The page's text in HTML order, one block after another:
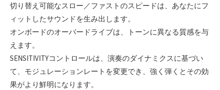
切り替え可能なスロー／ファストのスピードは、あなたにフ
ィットしたサウンドを生み出します。
オンボードのオーバードライブは、トーンに異なる質感を与
えます。
SENSITIVITYコントロールは、演奏のダイナミクスに基づい
て、モジュレーションレートを変更でき、強く弾くとその効
果がより鮮明になります。